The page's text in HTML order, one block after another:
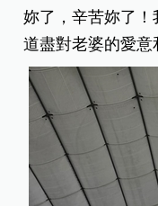
妳了，辛苦妳了！
道盡對老婆的愛意